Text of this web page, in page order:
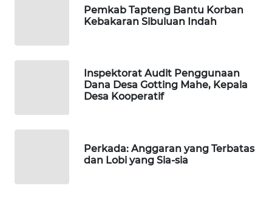
Pemkab Tapteng Bantu Korban
Kebakaran Sibuluan Indah
Inspektorat Audit Penggunaan
Dana Desa Gotting Mahe, Kepala
Desa Kooperatif
Perkada: Anggaran yang Terbatas
dan Lobi yang Sia-sia